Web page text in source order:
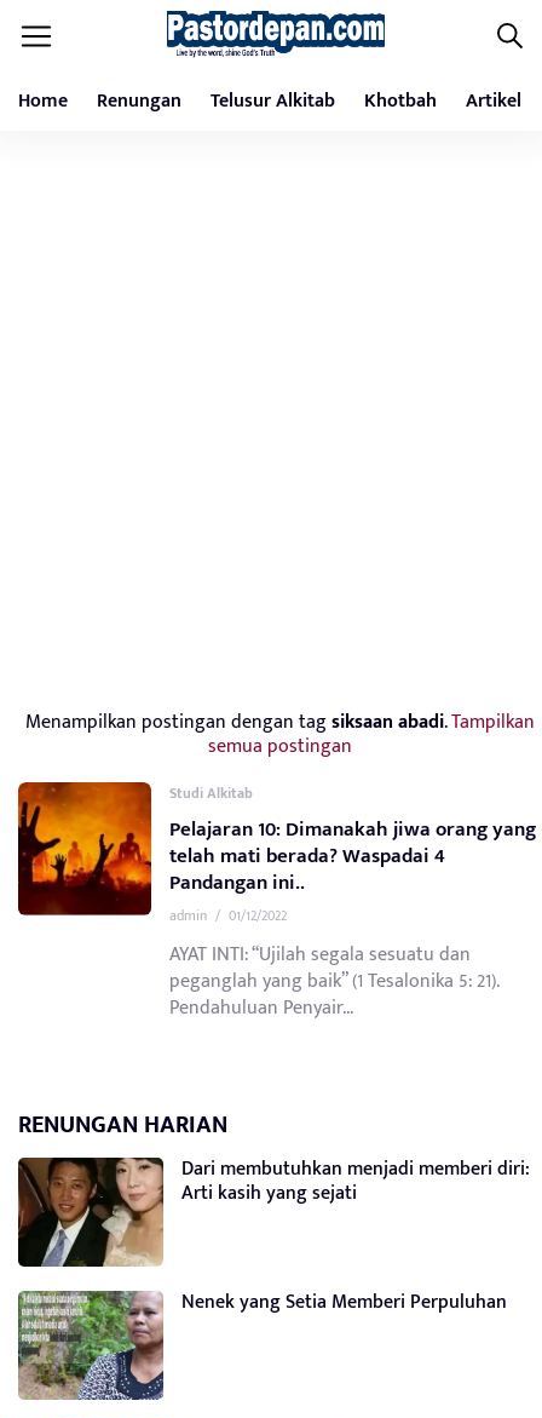
Home Renungan Telusur Alkitab Khotbah Artikel
Menampilkan postingan dengan tagsiksaan abadi.Tampilkan
semua postingan
Studi Alkitab
Pelajaran 10: Dimanakah jiwa orang yang
telah mati berada? Waspadai 4
Pandangan ini..
admin / 01/12/2022
AYAT INTI: “Ujilah segala sesuatu dan
peganglah yang baik” (1 Tesalonika 5: 21).
Pendahuluan Penyair...
RENUNGAN HARIAN
Dari membutuhkan menjadi memberi diri:
Arti kasih yang sejati
Nenek yang Setia Memberi Perpuluhan